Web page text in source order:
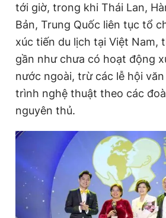
tới giờ, trong khi Thái Lan,
Bản, Trung Quốc liên tục tổ
xúc tiến du lịch tại Việt Nam,
gần như chưa có hoạt động
nước ngoài, trừ các lễ hội
trình nghệ thuật theo các
nguyên thủ.